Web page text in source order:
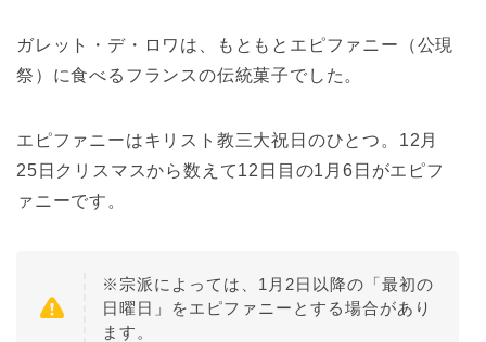
ガレット・デ・ロワは、もともとエピファニー（公現
祭）に食べるフランスの伝統菓子でした。
エピファニーはキリスト教三大祝日のひとつ。12月
25日クリスマスから数えて12日目の1月6日がエピフ
ァニーです。
※宗派によっては、1月2日以降の「最初の
日曜日」をエピファニーとする場合があり
ます。